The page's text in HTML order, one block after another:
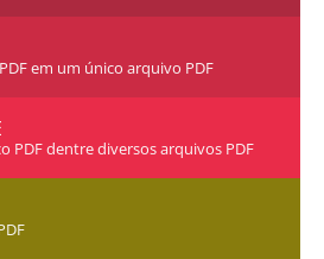
em um único arquivo PDF
PDF dentre diversos arquivos PDF